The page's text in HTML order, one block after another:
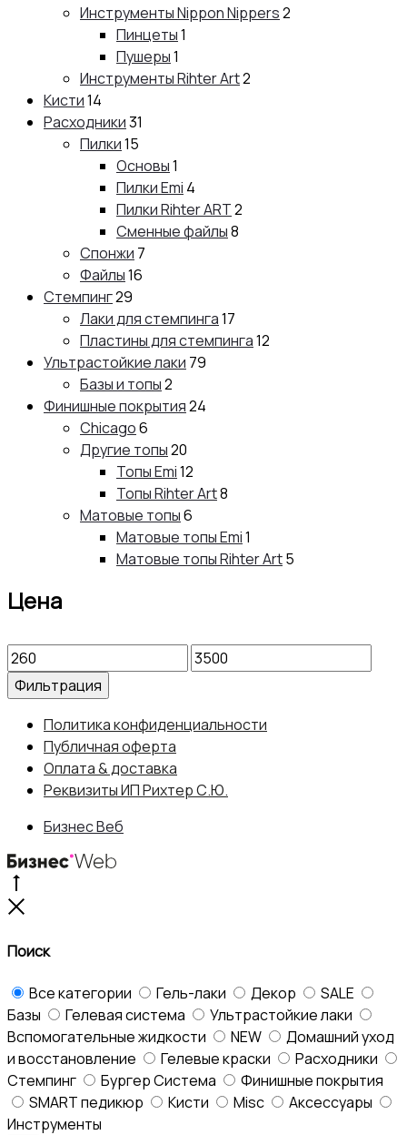
Инструменты Nippon Nippers2
Пинцеты1
Пушеры1
Инструменты Rihter Art2
Кисти14
Расходники31
Пилки15
Основы1
Пилки Emi 4
Пилки Rihter ART2
Сменные файлы8
Спонжи 7
Файлы16
Стемпинг29
Лаки для стемпинга17
Пластины для стемпинга12
Ультрастойкие лаки 79
Базы и топы2
Финишные покрытия24
Chicago6
Другие топы20
Топы Emi12
Топы Rihter Art8
Матовые топы6
Матовые топы Emi1
Матовые топы Rihter Art5
Цена
Минимальная
цена
Максимальная
цена
Фильтрация
Политика конфиденциальности
Публичная оферта
Оплата & доставка
Реквизиты ИП Рихтер С.Ю.
Бизнес Веб
Поиск
Все категории Гель-лаки Декор
SALE
Базы
Гелевая система
Ультрастойкие лаки
Вспомогательные жидкости
NEW
Домашний уход
и восстановление
Гелевые краски
Расходники
Стемпинг
Бургер Система
Финишные покрытия
SMART педикюр
Кисти Misc
Аксессуары
Инструменты